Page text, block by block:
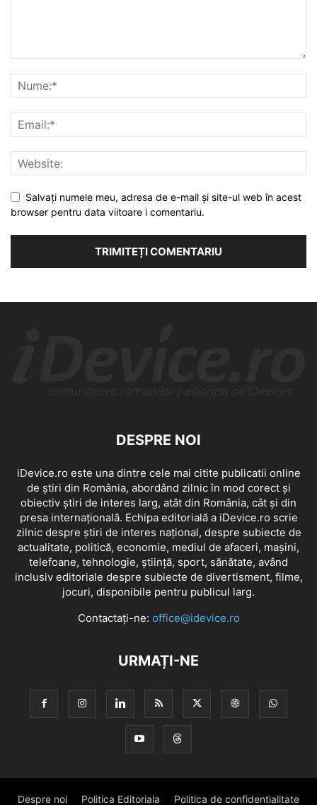
Salvați numele meu, adresa de e-mail și site-ul web în acest
browser pentru data viitoare i comentariu.
DESPRE NOI
iDevice.ro este una dintre cele mai citite publicatii online
de știri din România, abordând zilnic în mod corect și
obiectiv știri de interes larg, atât din România, cât și din
presa internațională. Echipa editorială a iDevice.ro scrie
zilnic despre știri de interes național, despre subiecte de
actualitate, politică, economie, mediul de afaceri, mașini,
telefoane, tehnologie, știință, sport, sănătate, având
inclusiv editoriale despre subiecte de divertisment, filme,
jocuri, disponibile pentru publicul larg.
Contactați-ne: office@idevice.ro
URMAȚI-NE
Despre noi Politica Editoriala Politica de confidentialitate